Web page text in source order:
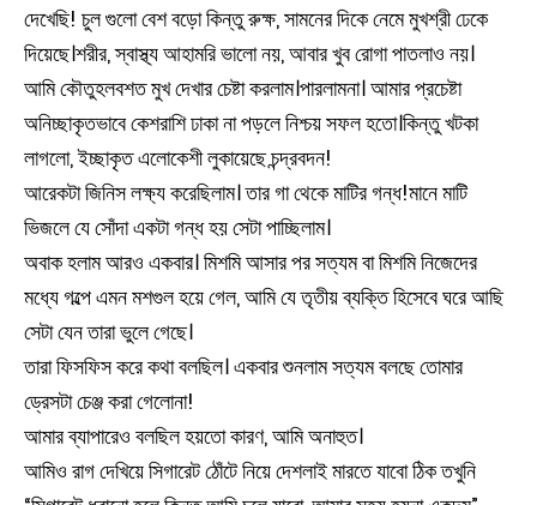
দেখেছি! চুল গুলো বেশ বড়ো কিন্তু রুক্ষ, সামনের দিকে নেমে মুখশ্রী ঢেকে
দিয়েছে।শরীর, স্বাস্থ্য আহামরি ভালো নয়, আবার খুব রোগা পাতলাও নয়।
আমি কৌতুহলবশত মুখ দেখার চেষ্টা করলাম।পারলামনা। আমার প্রচেষ্টা
অনিচ্ছাকৃতভাবে কেশরাশি ঢাকা না পড়লে নিশ্চয় সফল হতো।কিন্তু খটকা
লাগলো, ইচ্ছাকৃত এলোকেশী লুকায়েছে চন্দ্রবদন!
আরেকটা জিনিস লক্ষ্য করেছিলাম। তার গা থেকে মাটির গন্ধ!মানে মাটি
ভিজলে যে সোঁদা একটা গন্ধ হয় সেটা পাচ্ছিলাম।
অবাক হলাম আরও একবার। মিশমি আসার পর সত্যম বা মিশমি নিজেদের
মধ্যে গল্পে এমন মশগুল হয়ে গেল, আমি যে তৃতীয় ব্যক্তি হিসেবে ঘরে আছি
সেটা যেন তারা ভুলে গেছে।
তারা ফিসফিস করে কথা বলছিল। একবার শুনলাম সত্যম বলছে তোমার
ড্রেসটা চেঞ্জ করা গেলোনা!
আমার ব্যাপারেও বলছিল হয়তো কারণ, আমি অনাহুত।
আমিও রাগ দেখিয়ে সিগারেট ঠোঁটে নিয়ে দেশলাই মারতে যাবো ঠিক তখুনি